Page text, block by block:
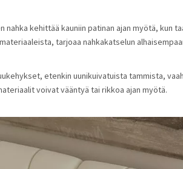
kehittää kauniin patinan ajan myötä, kun
tarjoaa nahkakatselun
etenkin uunikuivatuista tammista,
voivat vääntyä tai rikkoa ajan myötä.